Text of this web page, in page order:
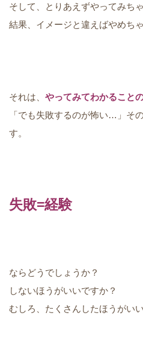
そして、とりあえずやってみち
結果、イメージと違えばやめち
それは、 やってみてわかること
「でも失敗するのが怖い…」そ
す。
失敗=経験
ならどうでしょうか？
しないほうがいいですか？
むしろ、たくさんしたほうがい